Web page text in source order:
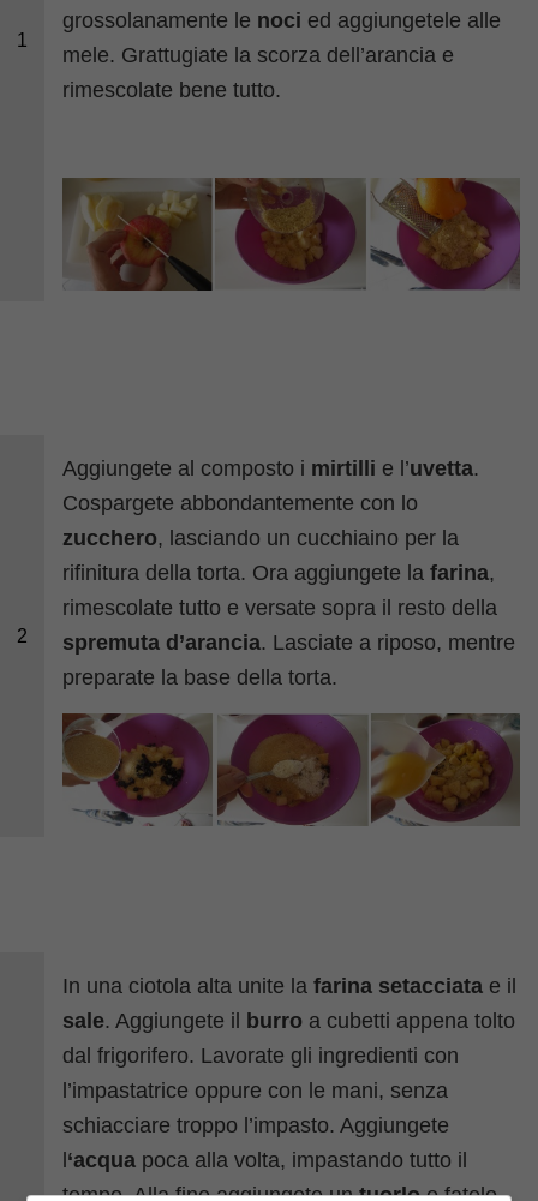
1
grossolanamente le noci ed aggiungetele alle
mele. Grattugiate la scorza dell’arancia e
rimescolate bene tutto.
2
Aggiungete al composto i mirtilli e l’uvetta.
Cospargete abbondantemente con lo
zucchero, lasciando un cucchiaino per la
rifinitura della torta. Ora aggiungete la farina,
rimescolate tutto e versate sopra il resto della
spremuta d’arancia. Lasciate a riposo, mentre
preparate la base della torta.
In una ciotola alta unite lafarina setacciata e il
sale. Aggiungete il burro a cubetti appena tolto
dal frigorifero. Lavorate gli ingredienti con
l’impastatrice oppure con le mani, senza
schiacciare troppo l’impasto. Aggiungete
‘acqua poca alla volta, impastando tutto il
tempo. Alla fine aggiungete untuorloe fatelo